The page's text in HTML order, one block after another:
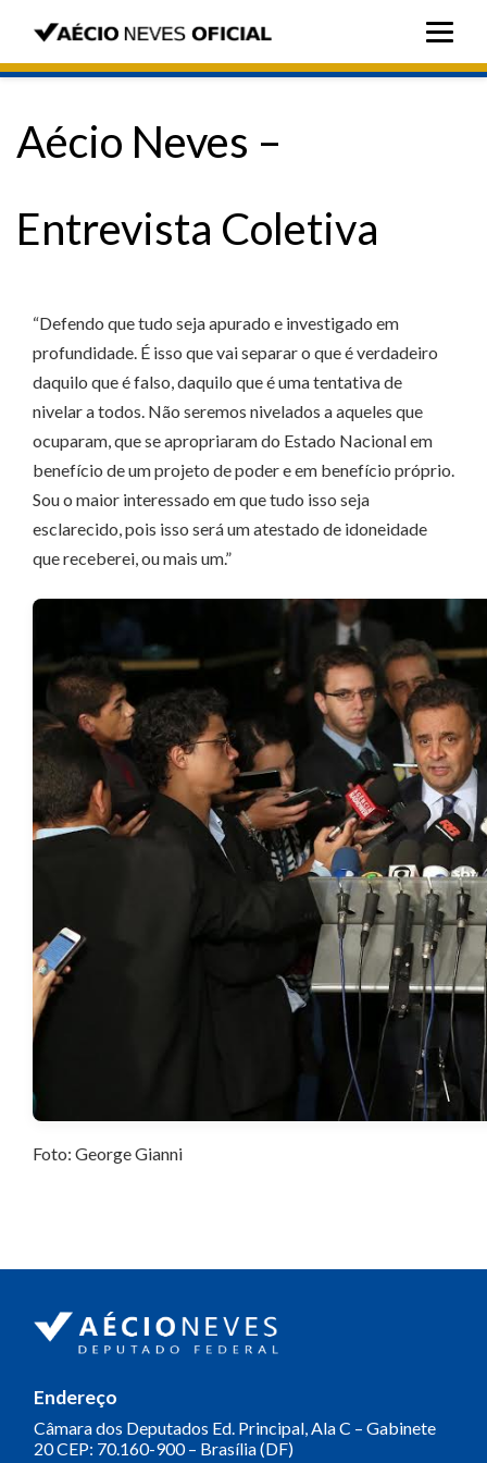
Aécio Neves –
Entrevista Coletiva
“Defendo que tudo seja apurado e investigado em
profundidade. É isso que vai separar o que é verdadeiro
daquilo que é falso, daquilo que é uma tentativa de
nivelar a todos. Não seremos nivelados a aqueles que
ocuparam, que se apropriaram do Estado Nacional em
benefício de um projeto de poder e em benefício próprio.
Sou o maior interessado em que tudo isso seja
esclarecido, pois isso será um atestado de idoneidade
que receberei, ou mais um.”
Foto: George Gianni
Endereço
Câmara dos Deputados Ed. Principal, Ala C – Gabinete
20CEP: 70.160-900 – Brasília (DF)